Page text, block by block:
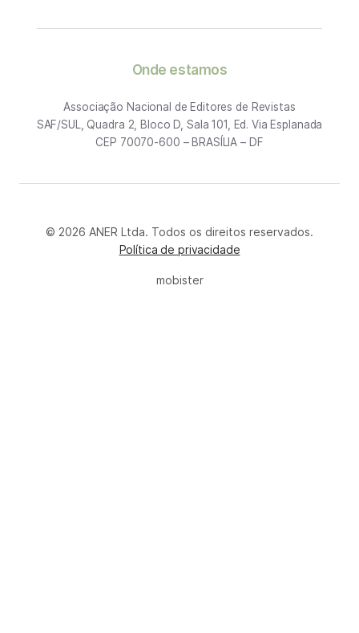
Onde estamos
Associação Nacional de Editores de Revistas
SAF/SUL, Quadra 2, Bloco D, Sala 101, Ed. Via Esplanada
CEP 70070-600 – BRASÍLIA – DF
© 2026 ANER Ltda. Todos os direitos reservados.
Política de privacidade
mobister